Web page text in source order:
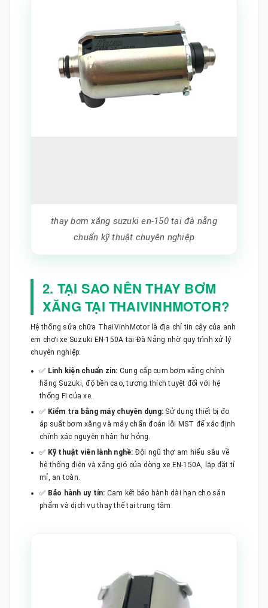
thay bơm xăng suzuki en-150 tại đà nẵng
chuẩn kỹ thuật chuyên nghiệp
2. TẠI SAO NÊN THAY BƠM
XĂNG TẠI THAIVINHMOTOR?
Hệ thống sửa chữa ThaiVinhMotor là địa chỉ tin cậy của anh
em chơi xe Suzuki EN-150A tại Đà Nẵng nhờ quy trình xử lý
chuyên nghiệp:
✅ Linh kiện chuẩn zin: Cung cấp cụm bơm xăng chính
hãng Suzuki, độ bền cao, tương thích tuyệt đối với hệ
thống FI của xe.
✅ Kiểm tra bằng máy chuyên dụng: Sử dụng thiết bị đo
áp suất bơm xăng và máy chẩn đoán lỗi MST để xác định
chính xác nguyên nhân hư hỏng.
✅ Kỹ thuật viên lành nghề: Đội ngũ thợ am hiểu sâu về
hệ thống điện và xăng gió của dòng xe EN-150A, lắp đặt tỉ
mỉ, an toàn.
✅ Bảo hành uy tín: Cam kết bảo hành dài hạn cho sản
phẩm và dịch vụ thay thế tại trung tâm.